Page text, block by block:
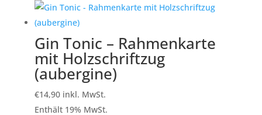
Gin Tonic – Rahmenkarte
mit Holzschriftzug
(aubergine)
€14,90 inkl. MwSt.
Enthält 19% MwSt.